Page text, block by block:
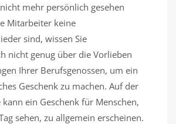
mehr persönlich gesehen
Mitarbeiter keine
sind, wissen Sie
nicht genug über die Vorlieben
Ihrer Berufsgenossen, um ein
Geschenk zu machen. Auf der
kann ein Geschenk für Menschen,
sehen, zu allgemein erscheinen.